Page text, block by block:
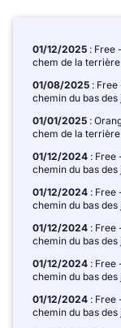
01/12/2025 : Free
chem de la
01/08/2025 :
chemin du bas des
01/01/2025 :
chem de la
01/12/2024 : Free
chemin du bas des
01/12/2024 : Free
chemin du bas des
01/12/2024 : Free
chemin du bas des
01/12/2024 : Free
chemin du bas des
01/12/2024 : Free
chemin du bas des